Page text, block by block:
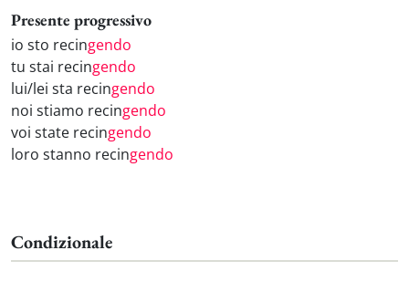
Presente progressivo
io sto recingendo
tu stai recingendo
lui/lei sta recingendo
noi stiamo recingendo
voi state recingendo
loro stanno recingendo
Condizionale